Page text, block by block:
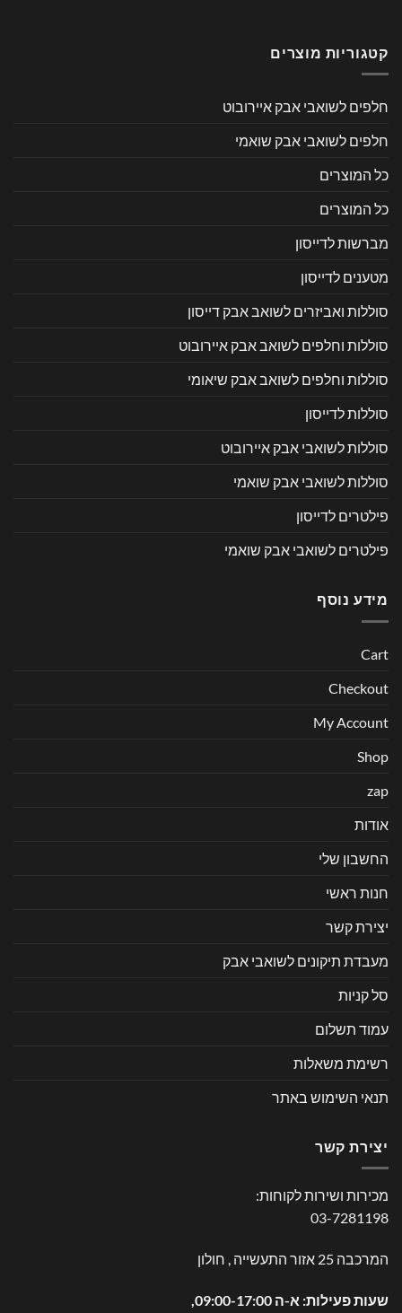
קטגוריות מוצרים
חלפים לשואבי אבק איירובוט
חלפים לשואבי אבק שואמי
כל המוצרים
כל המוצרים
מברשות לדייסון
מטענים לדייסון
סוללות ואביזרים לשואב אבק דייסון
סוללות וחלפים לשואב אבק איירובוט
סוללות וחלפים לשואב אבק שיאומי
סוללות לדייסון
סוללות לשואבי אבק איירובוט
סוללות לשואבי אבק שואמי
פילטרים לדייסון
פילטרים לשואבי אבק שואמי
מידע נוסף
Cart
Checkout
My Account
Shop
zap
אודות
החשבון שלי
חנות ראשי
יצירת קשר
מעבדת תיקונים לשואבי אבק
סל קניות
עמוד תשלום
רשימת משאלות
תנאי השימוש באתר
יצירת קשר
מכירות ושירות לקוחות:
03-7281198
המרכבה 25 אזור התעשייה , חולון
שעות פעילות: א-ה 09:00-17:00,